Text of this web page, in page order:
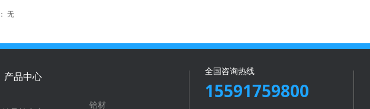
无
产品中心
铪材
全国咨询热线
15591759800